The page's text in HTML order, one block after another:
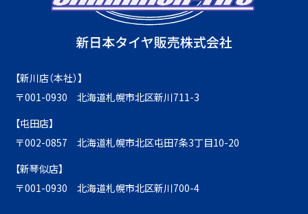
【新川店（本社）】
〒001-0930 北海道札幌市北区新川711-3
【屯田店】
〒002-0857 北海道札幌市北区屯田7条3丁目10-20
【新琴似店】
〒001-0930 北海道札幌市北区新川700-4